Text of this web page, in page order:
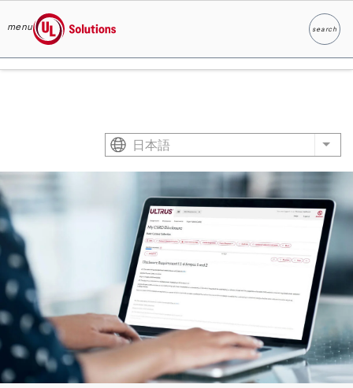
Skip to main content
menu
UL Solutions
search
検索
日本語 List